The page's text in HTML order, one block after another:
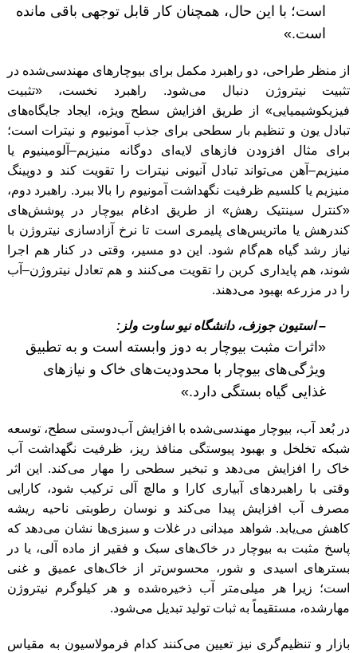
است؛ با این حال، همچنان کار قابل توجهی باقی مانده
است.»
از منظر طراحی، دو راهبرد مکمل برای بیوچارهای مهندسی‌شده در
تثبیت نیتروژن دنبال می‌شود. راهبرد نخست، «تثبیت
فیزیکوشیمیایی» از طریق افزایش سطح ویژه، ایجاد جایگاه‌های
تبادل یون و تنظیم بار سطحی برای جذب آمونیوم و نیترات است؛
برای مثال افزودن فازهای لایه‌ای دوگانه منیزیم–آلومینیوم یا
منیزیم–آهن می‌تواند تبادل آنیونی نیترات را تقویت کند و دوپینگ
منیزیم یا کلسیم ظرفیت نگهداشت آمونیوم را بالا ببرد. راهبرد دوم،
«کنترل سینتیک رهش» از طریق ادغام بیوچار در پوشش‌های
کندرهش یا ماتریس‌های پلیمری است تا نرخ آزادسازی نیتروژن با
نیاز رشد گیاه هم‌گام شود. این دو مسیر، وقتی در کنار هم اجرا
شوند، هم پایداری کربن را تقویت می‌کنند و هم تعادل نیتروژن–آب
را در مزرعه بهبود می‌دهند.
– استیون جوزف، دانشگاه نیو ساوت ولز:
«اثرات مثبت بیوچار به دوز وابسته است و به تطبیق
ویژگی‌های بیوچار با محدودیت‌های خاک و نیازهای
غذایی گیاه بستگی دارد.»
در بُعد آب، بیوچار مهندسی‌شده با افزایش آب‌دوستی سطح، توسعه
شبکه تخلخل و بهبود پیوستگی منافذ ریز، ظرفیت نگهداشت آب
خاک را افزایش می‌دهد و تبخیر سطحی را مهار می‌کند. این اثر
وقتی با راهبردهای آبیاری کارا و مالچ آلی ترکیب شود، کارایی
مصرف آب افزایش پیدا می‌کند و نوسان رطوبتی ناحیه ریشه
کاهش می‌یابد. شواهد میدانی در غلات و سبزی‌ها نشان می‌دهد که
پاسخ مثبت به بیوچار در خاک‌های سبک و فقیر از ماده آلی، یا در
بسترهای اسیدی و شور، محسوس‌تر از خاک‌های عمیق و غنی
است؛ زیرا هر میلی‌متر آب ذخیره‌شده و هر کیلوگرم نیتروژن
مهارشده، مستقیماً به ثبات تولید تبدیل می‌شود.
بازار و تنظیم‌گری نیز تعیین می‌کنند کدام فرمولاسیون به مقیاس